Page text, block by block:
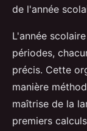
de l'année
L'année
périodes,
précis. Cette
manière
maîtrise de la
premiers